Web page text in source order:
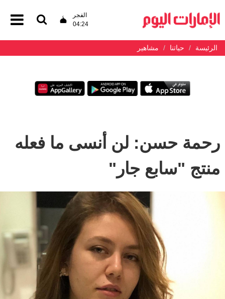
الفجر
04:24
الرئيسة حياتنا مشاهير
رحمة حسن: لن أنسى ما فعله
منتج "سابع جار"